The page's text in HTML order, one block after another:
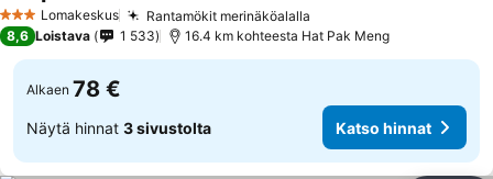
3 Tähtiluokitus
Lomakeskus Rantamökit merinäköalalla
8,6 Loistava 1 533 16.4 km kohteesta Hat Pak Meng
Alkaen 78 €
Näytä hinnat 3 sivustolta Katso hinnat